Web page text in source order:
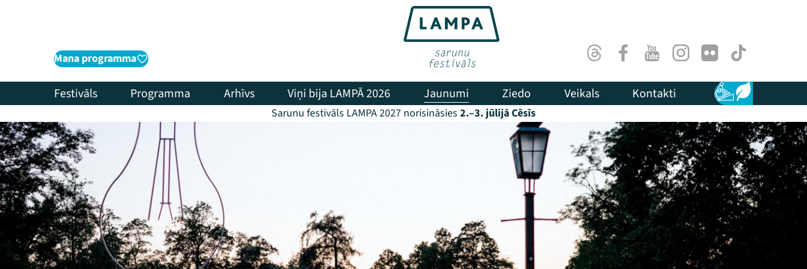
Mana programma ThreadsFacebookYoutubeInstagram
Flick TikTok
Festivāls Programma Arhīvs Viņi bija LAMPĀ 2026 Jaunumi Ziedo Veikals Kontakti Pieejamība
Ilgtspēja
Sarunu festivāls LAMPA 2027 norisināsies 2.–3. jūlijā Cēsīs